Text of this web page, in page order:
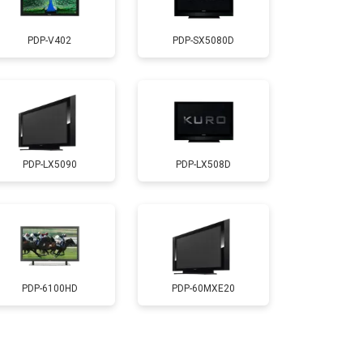
3500 ₽ Заказать
5200 ₽
3100 ₽ Заказать
3700 ₽ Заказать
5500 ₽
PDP-V402 PDP-SX5080D
PDP-LX5090 PDP-LX508D
PDP-6100HD PDP-60MXE20